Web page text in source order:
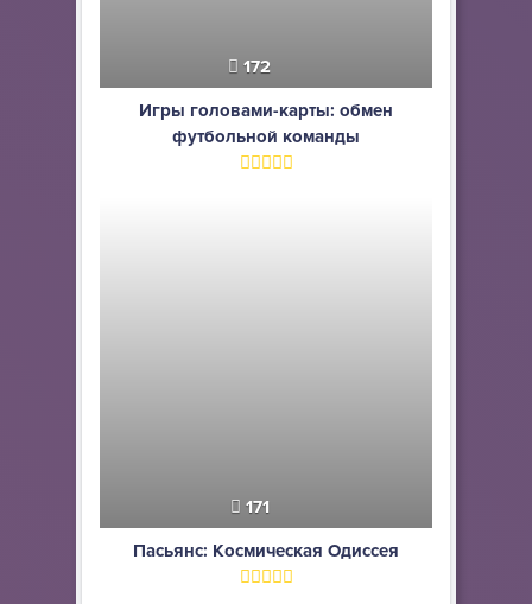
172
Игры головами-карты: обмен
футбольной команды
171
Пасьянс: Космическая Одиссея